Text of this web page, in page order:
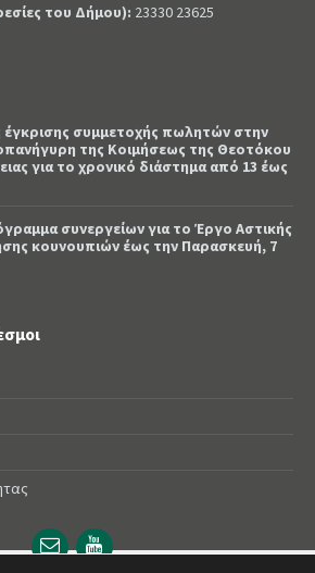
του Δήμου): 23330 23625
συμμετοχής πωλητών στην
της Κοιμήσεως της Θεοτόκου
για το χρονικό διάστημα από 13 έως
συνεργείων για το Έργο Αστικής
κουνουπιών έως την Παρασκευή, 7
Email
url
YouTube
url